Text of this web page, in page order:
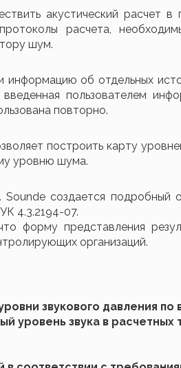
акустический расчет в
расчета,
шум.
информацию об отдельных
пользователем
повторно.
построить карту
уровню шума.
создается подробный
4.3.2194-07.
форму представления
организаций.
звукового давления по
уровень звука в расчетных